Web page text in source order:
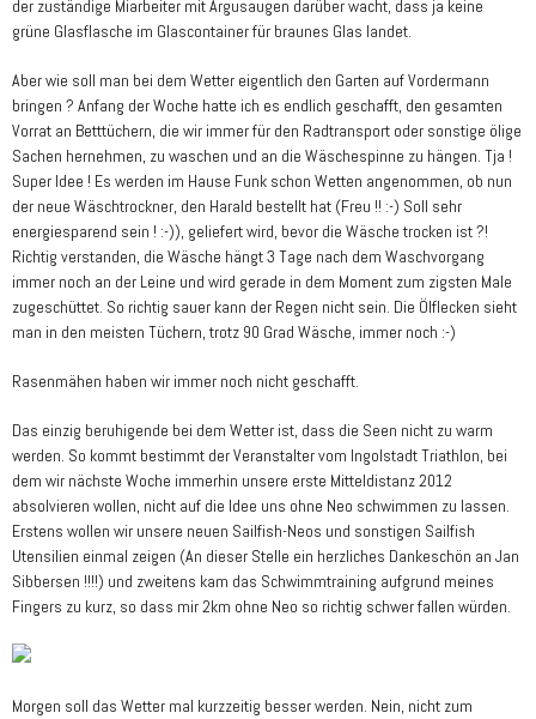
der zuständige Miarbeiter mit Argusaugen darüber wacht, dass ja keine
grüne Glasflasche im Glascontainer für braunes Glas landet.
Aber wie soll man bei dem Wetter eigentlich den Garten auf Vordermann
bringen ? Anfang der Woche hatte ich es endlich geschafft, den gesamten
Vorrat an Betttüchern, die wir immer für den Radtransport oder sonstige ölige
Sachen hernehmen, zu waschen und an die Wäschespinne zu hängen. Tja !
Super Idee ! Es werden im Hause Funk schon Wetten angenommen, ob nun
der neue Wäschtrockner, den Harald bestellt hat (Freu !! :-) Soll sehr
energiesparend sein ! :-)), geliefert wird, bevor die Wäsche trocken ist ?!
Richtig verstanden, die Wäsche hängt 3 Tage nach dem Waschvorgang
immer noch an der Leine und wird gerade in dem Moment zum zigsten Male
zugeschüttet. So richtig sauer kann der Regen nicht sein. Die Ölflecken sieht
man in den meisten Tüchern, trotz 90 Grad Wäsche, immer noch :-)
Rasenmähen haben wir immer noch nicht geschafft.
Das einzig beruhigende bei dem Wetter ist, dass die Seen nicht zu warm
werden. So kommt bestimmt der Veranstalter vom Ingolstadt Triathlon, bei
dem wir nächste Woche immerhin unsere erste Mitteldistanz 2012
absolvieren wollen, nicht auf die Idee uns ohne Neo schwimmen zu lassen.
Erstens wollen wir unsere neuen Sailfish-Neos und sonstigen Sailfish
Utensilien einmal zeigen (An dieser Stelle ein herzliches Dankeschön an Jan
Sibbersen !!!!) und zweitens kam das Schwimmtraining aufgrund meines
Fingers zu kurz, so dass mir 2km ohne Neo so richtig schwer fallen würden.
Morgen soll das Wetter mal kurzzeitig besser werden. Nein, nicht zum